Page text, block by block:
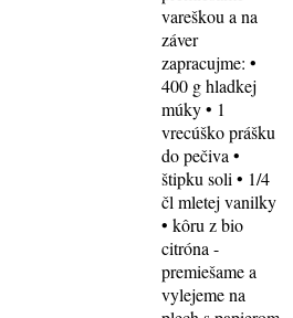
vareškou a na
záver
zapracujme: •
400 g hladkej
múky • 1
vrecúško prášku
do pečiva •
štipku soli • 1/4
čl mletej vanilky
• kôru z bio
citróna -
premiešame a
vylejeme na